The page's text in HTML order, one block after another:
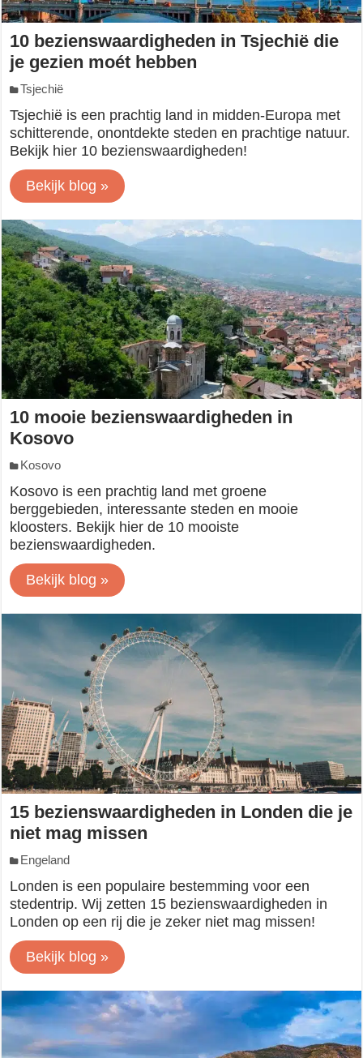
10 bezienswaardigheden in Tsjechië die
je gezien moét hebben
Tsjechië
Tsjechië is een prachtig land in midden-Europa met
schitterende, onontdekte steden en prachtige natuur.
Bekijk hier 10 bezienswaardigheden!
Bekijk blog »
10 mooie bezienswaardigheden in
Kosovo
Kosovo
Kosovo is een prachtig land met groene
berggebieden, interessante steden en mooie
kloosters. Bekijk hier de 10 mooiste
bezienswaardigheden.
Bekijk blog »
15 bezienswaardigheden in Londen die je
niet mag missen
Engeland
Londen is een populaire bestemming voor een
stedentrip. Wij zetten 15 bezienswaardigheden in
Londen op een rij die je zeker niet mag missen!
Bekijk blog »